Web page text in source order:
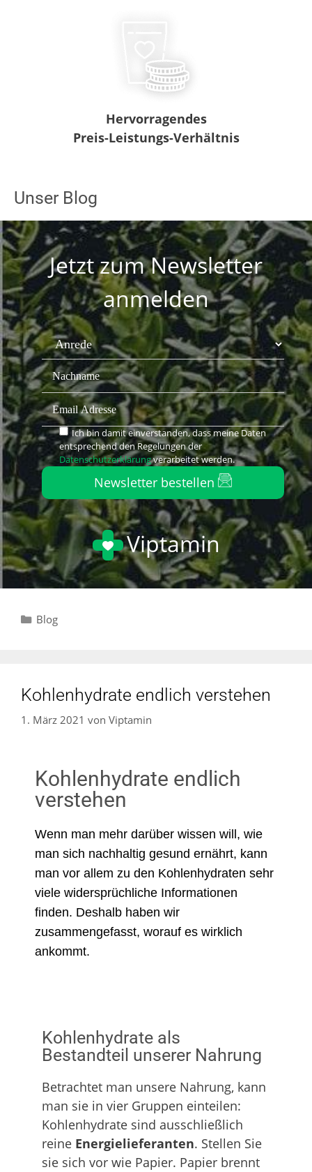
Hervorragendes
Preis-Leistungs-Verhältnis
Unser Blog
Jetzt zum Newsletter
anmelden
Ich bin damit einverstanden, dass meine Daten
entsprechend den Regelungen der
Datenschutzerklärungverarbeitet werden.
Newsletter bestellen
Viptamin
Blog
Kohlenhydrate endlich verstehen
1. März 2021 von Viptamin
Kohlenhydrate endlich
verstehen
Wenn man mehr darüber wissen will, wie
man sich nachhaltig gesund ernährt, kann
man vor allem zu den Kohlenhydraten sehr
viele widersprüchliche Informationen
finden. Deshalb haben wir
zusammengefasst, worauf es wirklich
ankommt.
Kohlenhydrate als
Bestandteil unserer Nahrung
Betrachtet man unsere Nahrung, kann
man sie in vier Gruppen einteilen:
Kohlenhydrate sind ausschließlich
reine Energielieferanten. Stellen Sie
sie sich vor wie Papier. Papier brennt